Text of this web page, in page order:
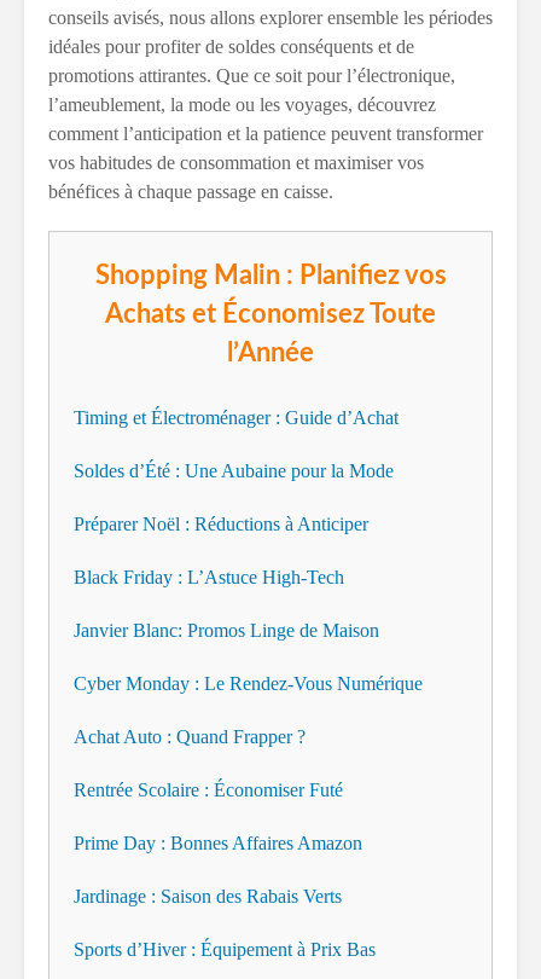
conseils avisés, nous allons explorer ensemble les périodes
idéales pour profiter de soldes conséquents et de
promotions attirantes. Que ce soit pour l’électronique,
l’ameublement, la mode ou les voyages, découvrez
comment l’anticipation et la patience peuvent transformer
vos habitudes de consommation et maximiser vos
bénéfices à chaque passage en caisse.
Shopping Malin : Planifiez vos
Achats et Économisez Toute
l’Année
Timing et Électroménager : Guide d’Achat
Soldes d’Été : Une Aubaine pour la Mode
Préparer Noël : Réductions à Anticiper
Black Friday : L’Astuce High-Tech
Janvier Blanc: Promos Linge de Maison
Cyber Monday : Le Rendez-Vous Numérique
Achat Auto : Quand Frapper ?
Rentrée Scolaire : Économiser Futé
Prime Day : Bonnes Affaires Amazon
Jardinage : Saison des Rabais Verts
Sports d’Hiver : Équipement à Prix Bas